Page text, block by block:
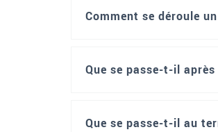
Comment se déroule
Que se passe-t-il
Que se passe-t-il au